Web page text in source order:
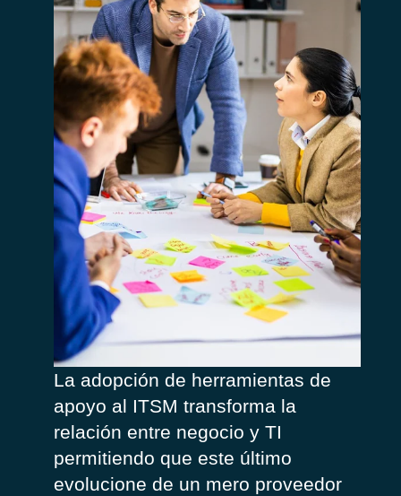
La adopción de herramientas de
apoyo al ITSM transforma la
relación entre negocio y TI
permitiendo que este último
evolucione de un mero proveedor